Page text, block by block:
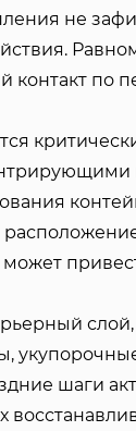
не
контакт по
шаги